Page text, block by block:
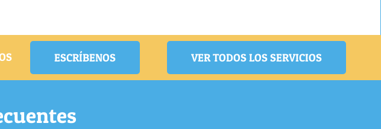
ESCRÍBENOS VER TODOS LOS SERVICIOS